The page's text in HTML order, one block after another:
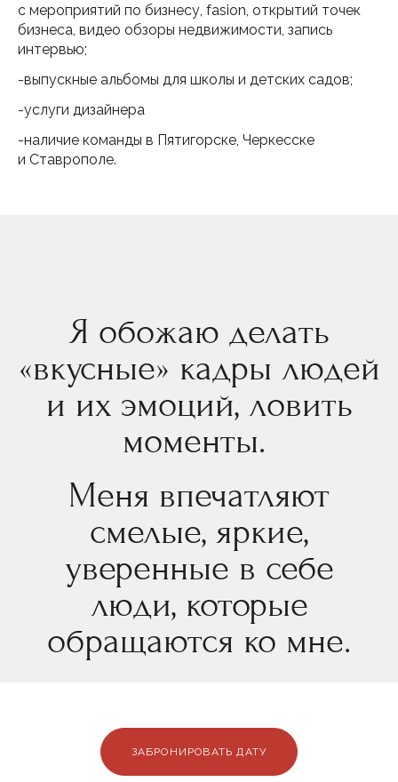
с мероприятий по бизнесу, fasion, открытий точек
бизнеса, видео обзоры недвижимости, запись
интервью;
-выпускные альбомы для школы и детских садов;
-услуги дизайнера
-наличие команды в Пятигорске, Черкесске
и Ставрополе.
Я обожаю делать
«вкусные» кадры людей
и их эмоций, ловить
моменты.
Меня впечатляют
смелые, яркие,
уверенные в себе
люди, которые
обращаются ко мне.
ЗАБРОНИРОВАТЬ ДАТУ